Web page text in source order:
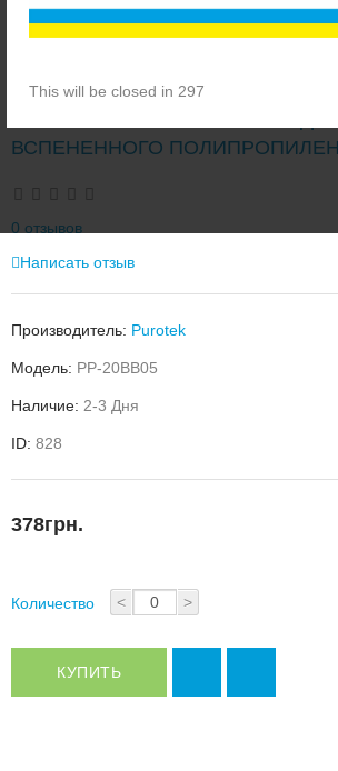
This will be closed in 296
ВСПЕНЕННОГО
0 отзывов
Написать отзыв
Производитель: Purotek
Модель: PP-20BB05
Наличие: 2-3 Дня
ID: 828
378грн.
Количество < >
КУПИТЬ